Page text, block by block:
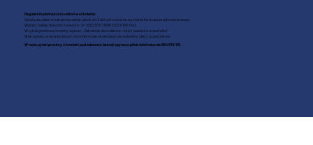
Regulamin płatności za udział w szkoleniu:
Opłatę za udział w szkoleniu należy uiścić do 3 dni od momentu wysłania formularza zgłoszeniowego.
Wpłaty należy dokonać na konto: 24 1020 3017 0000 2102 0168 3143.
W tytule przelewu prosimy wpisać: „Szkolenie dla rodziców – imię i nazwisko uczestnika”.
Brak wpłaty w wyznaczonym terminie może skutkować skreśleniem z listy uczestników.
W razie pytań prosimy o kontakt pod adresembiuro@spynacz.pllub telefonicznie664 976 115.